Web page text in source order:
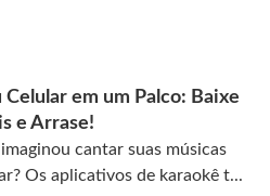
Celular em um Palco: Baixe
e Arrase!
cantar suas músicas
Os aplicativos de karaokê t...